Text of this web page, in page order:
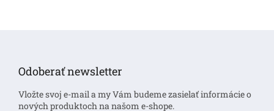
Odoberať newsletter
Vložte svoj e-mail a my Vám budeme zasielať informácie o
nových produktoch na našom e-shope.